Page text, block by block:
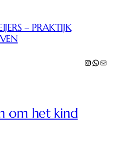
– PRAKTIJK
Instagram
E-mail
om het kind